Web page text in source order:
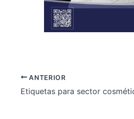
ANTERIOR
Etiquetas para sector